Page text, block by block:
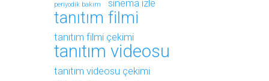
periyodik bakım sinema izle
tanıtım filmi
tanıtım filmi çekimi
tanıtım videosu
tanıtım videosu çekimi